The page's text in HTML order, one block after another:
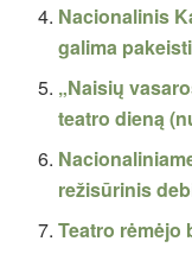
Nacionalinis
galima
„Naisių
teatro dieną
režisūrinis
Teatro rėmėjo